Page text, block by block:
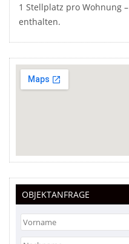
1 Stellplatz pro Wohnung
enthalten.
OBJEKTANFRAGE